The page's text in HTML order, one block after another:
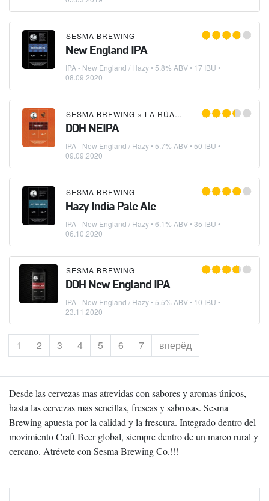
SESMA BREWING
New England IPA
IPA - New England / Hazy• 5.8% ABV • 17 IBU •
08.09.2020
SESMA BREWING × LA RÚA BREWERY
DDH NEIPA
IPA - New England / Hazy• 5.7% ABV • 50 IBU •
09.09.2020
SESMA BREWING
Hazy India Pale Ale
IPA - New England / Hazy• 6.1% ABV • 35 IBU •
06.10.2020
SESMA BREWING
DDH New England IPA
IPA - New England / Hazy• 5.5% ABV • 10 IBU •
23.11.2020
Страница
1 Страница
2 Страница
3 Страница
4 Страница
5 Страница
6 Страница
7 вперёд
Desde las cervezas mas atrevidas con sabores y aromas únicos,
hasta las cervezas mas sencillas, frescas y sabrosas. Sesma
Brewing apuesta por la calidad y la frescura. Integrado dentro del
movimiento Craft Beer global, siempre dentro de un marco rural y
cercano. Atrévete con Sesma Brewing Co.!!!